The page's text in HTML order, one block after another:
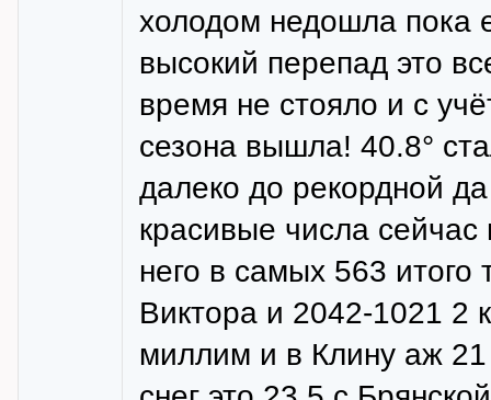
холодом недошла пока
высокий перепад это
время не стояло и с
сезона вышла! 40.8°
далеко до рекордной
красивые числа
него в самых 563
Виктора и 2042-1021 2
миллим и в Клину аж